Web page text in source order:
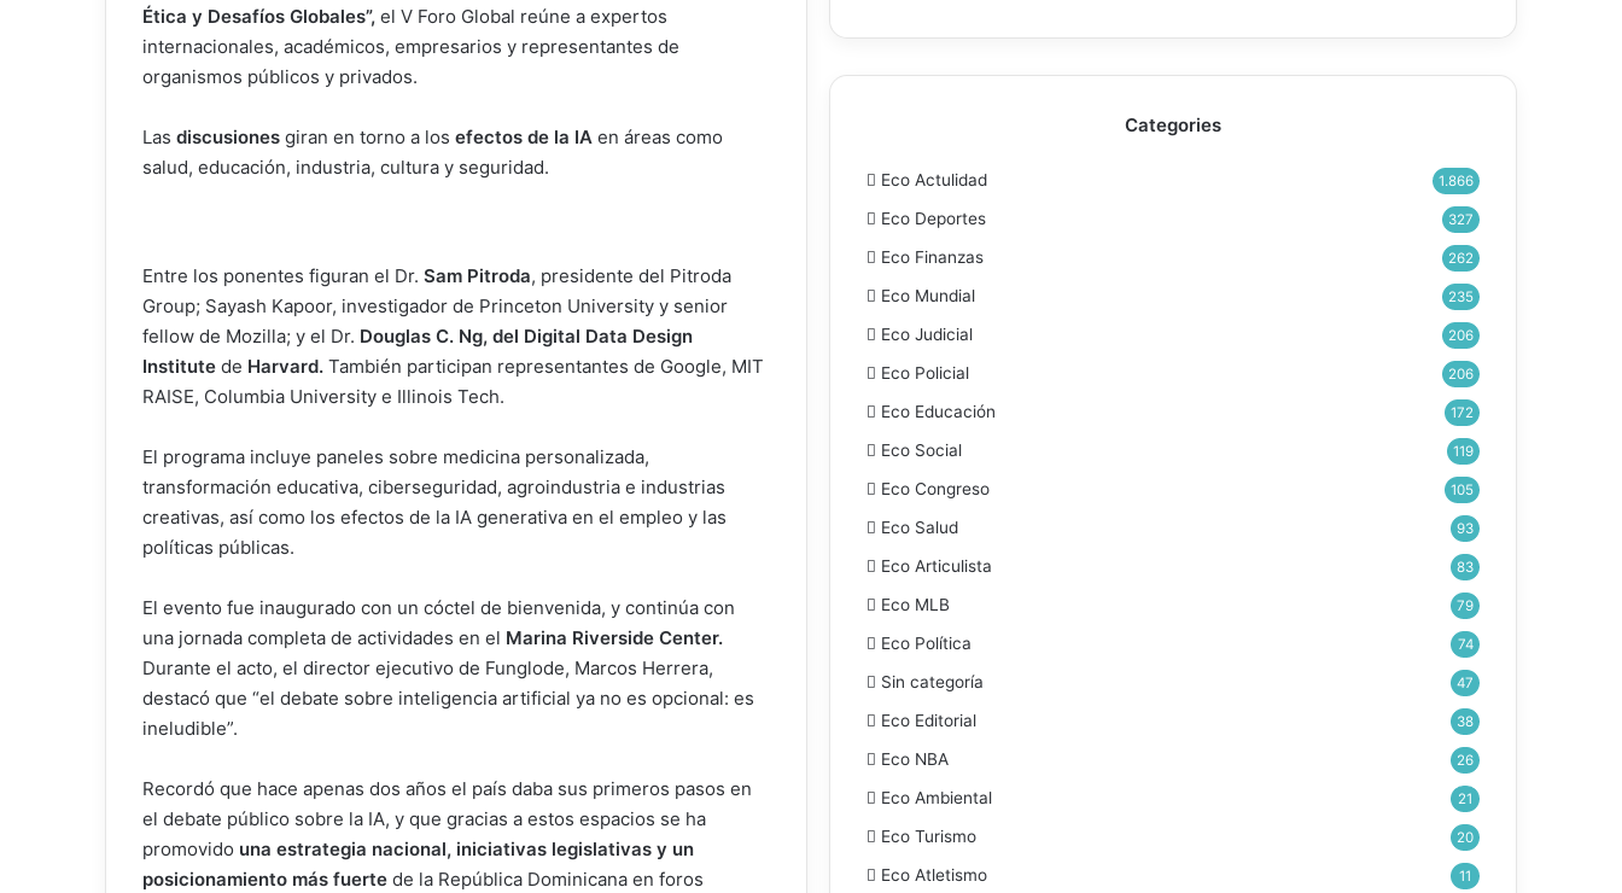
Ética y Desafíos Globales”, el V Foro Global reúne a expertos
internacionales, académicos, empresarios y representantes de
organismos públicos y privados.
Las discusiones giran en torno a los efectos de la IA en áreas como
salud, educación, industria, cultura y seguridad.
Entre los ponentes figuran el Dr. Sam Pitroda, presidente del Pitroda
Group; Sayash Kapoor, investigador de Princeton University y senior
fellow de Mozilla; y el Dr. Douglas C. Ng, del Digital Data Design
Institute de Harvard. También participan representantes de Google, MIT
RAISE, Columbia University e Illinois Tech.
El programa incluye paneles sobre medicina personalizada,
transformación educativa, ciberseguridad, agroindustria e industrias
creativas, así como los efectos de la IA generativa en el empleo y las
políticas públicas.
El evento fue inaugurado con un cóctel de bienvenida, y continúa con
una jornada completa de actividades en el Marina Riverside Center.
Durante el acto, el director ejecutivo de Funglode, Marcos Herrera,
destacó que “el debate sobre inteligencia artificial ya no es opcional: es
ineludible”.
Recordó que hace apenas dos años el país daba sus primeros pasos en
el debate público sobre la IA, y que gracias a estos espacios se ha
promovido una estrategia nacional, iniciativas legislativas y un
posicionamiento más fuerte de la República Dominicana en foros
Categories
Eco Actulidad 1.866
Eco Deportes 327
Eco Finanzas 262
Eco Mundial 235
Eco Judicial 206
Eco Policial 206
Eco Educación 172
Eco Social 119
Eco Congreso 105
Eco Salud 93
Eco Articulista 83
Eco MLB 79
Eco Política 74
Sin categoría 47
Eco Editorial 38
Eco NBA 26
Eco Ambiental 21
Eco Turismo 20
Eco Atletismo 11